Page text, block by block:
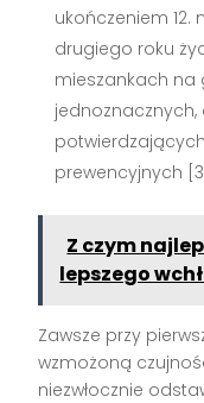
ukończeniem 12.
drugiego roku
mieszankach na
prewencyjnych
Z czym
lepszego
Zawsze przy
wzmożoną
niezwłocznie